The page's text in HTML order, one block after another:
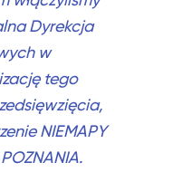
Dyrekcja
w
tego
NIEMAPY